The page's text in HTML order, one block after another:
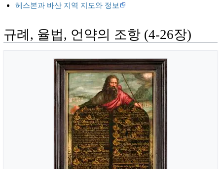
헤스본과 바산 지역 지도와 정보
규례, 율법, 언약의 조항 (4-26장)